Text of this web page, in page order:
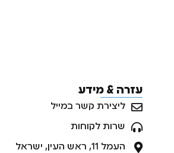
עזרה & מידע
ליצירת קשר במייל
שרות לקוחות
העמל 11, ראש העין, ישראל